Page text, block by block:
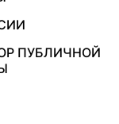
ПУБЛИЧНОЙ